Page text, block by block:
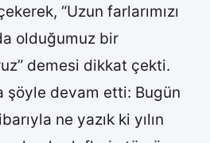
“Uzun farlarımızı
olduğumuz bir
demesi dikkat çekti.
şöyle devam etti: Bugün
ne yazık ki yılın